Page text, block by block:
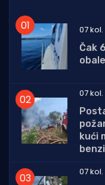
07
Čak
07
kući
07